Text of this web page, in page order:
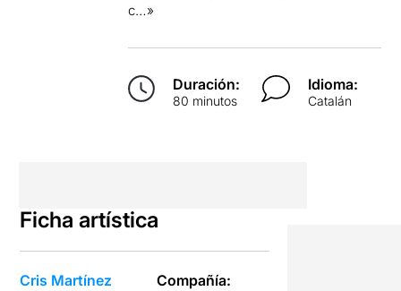
c…»
Duración:
80 minutos
Idioma:
Catalán
Ficha artística
Cris Martínez
Compañía: